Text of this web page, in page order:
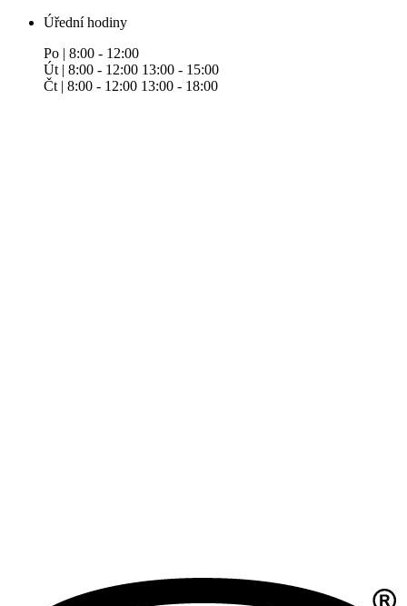
Úřední hodiny
Po | 8:00 - 12:00
Út | 8:00 - 12:00 13:00 - 15:00
Čt | 8:00 - 12:00 13:00 - 18:00